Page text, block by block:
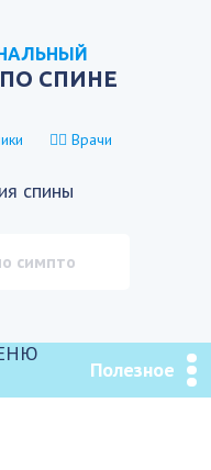
СПИНЕ
👨‍⚕️ Врачи
спины
Полезное